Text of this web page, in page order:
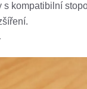
s kompatibilní